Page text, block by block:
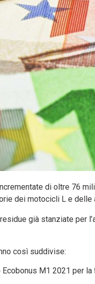
di oltre 76
dei motocicli L e delle
già stanziate per
così suddivise:
M1 2021 per